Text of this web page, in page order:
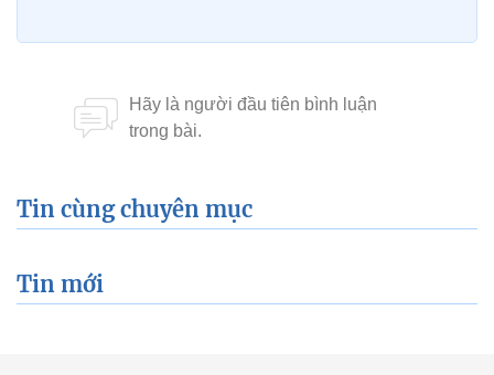
Tin cùng chuyên mục
Tin mới